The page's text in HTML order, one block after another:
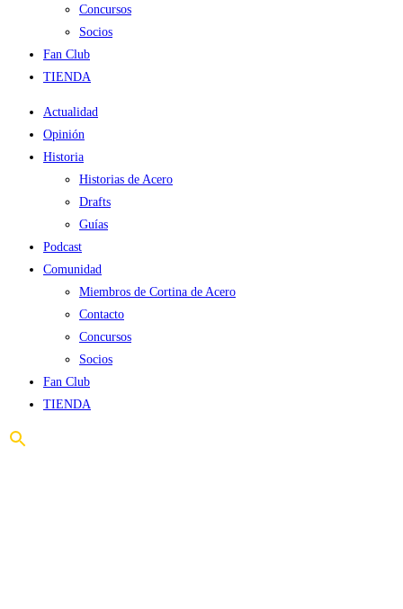
Concursos
Socios
Fan Club
TIENDA
Actualidad
Opinión
Historia
Historias de Acero
Drafts
Guías
Podcast
Comunidad
Miembros de Cortina de Acero
Contacto
Concursos
Socios
Fan Club
TIENDA